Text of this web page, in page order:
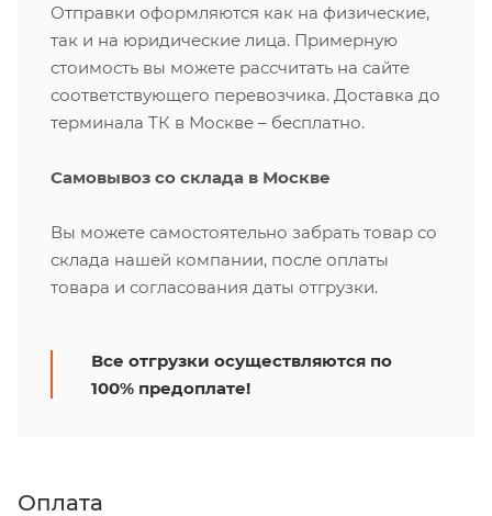
Отправки оформляются как на физические,
так и на юридические лица. Примерную
стоимость вы можете рассчитать на сайте
соответствующего перевозчика. Доставка до
терминала ТК в Москве – бесплатно.
Самовывоз со склада в Москве
Вы можете самостоятельно забрать товар со
склада нашей компании, после оплаты
товара и согласования даты отгрузки.
Все отгрузки осуществляются по
100% предоплате!
Оплата